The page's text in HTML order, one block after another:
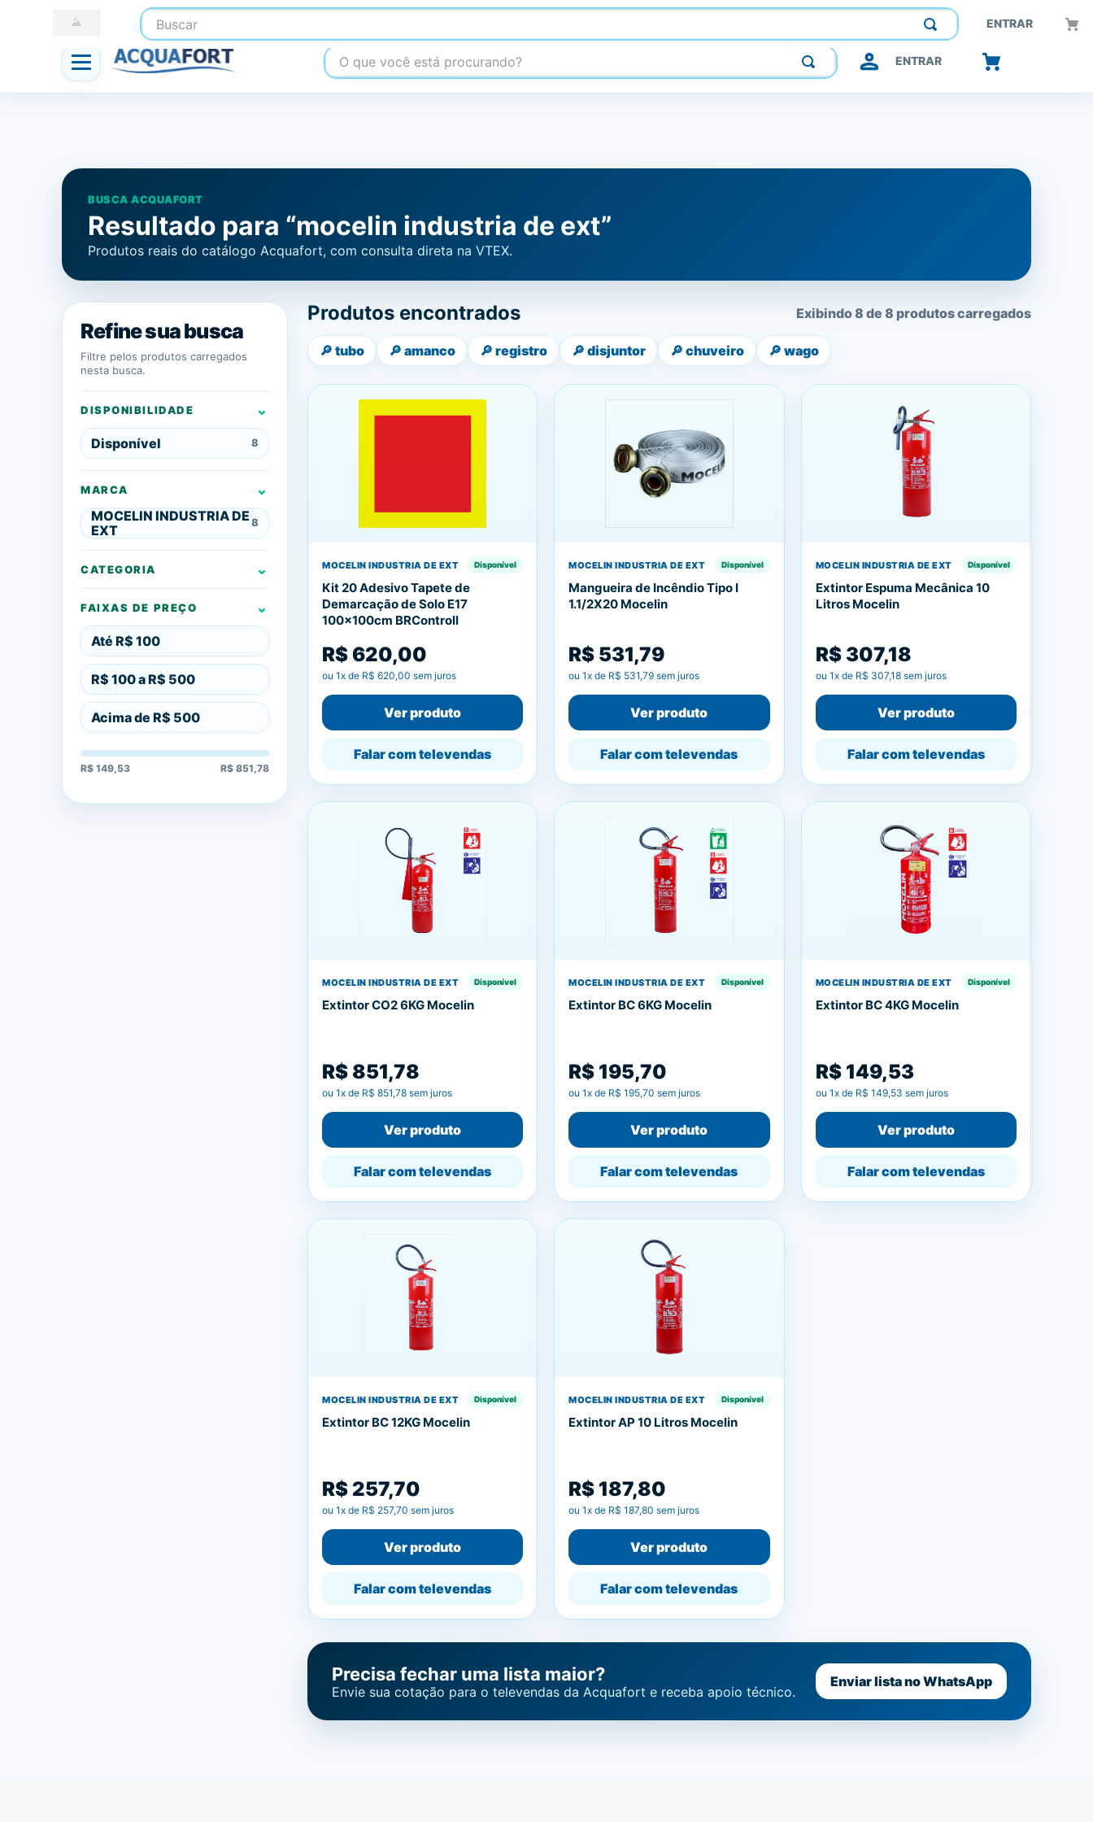
Buscar ENTRAR
☎ (41) 3247-1199 Construindo confiança, inovando o futuro.
O que você está procurando? ENTRAR
BUSCA ACQUAFORT
Resultado para “mocelin industria de ext”
Produtos reais do catálogo Acquafort, com consulta direta na VTEX.
Refine sua busca
Filtre pelos produtos carregados
nesta busca.
DISPONIBILIDADE
Disponível 8
MARCA
MOCELIN INDUSTRIA DE
EXT
8
CATEGORIA
FAIXAS DE PREÇO
Até R$ 100
R$ 100 a R$ 500
Acima de R$ 500
R$ 149,53 R$ 851,78
Produtos encontrados Exibindo 8 de 8 produtos carregados
🔎 tubo 🔎 amanco 🔎 registro 🔎 disjuntor 🔎 chuveiro 🔎 wago
MOCELIN INDUSTRIA DE EXT Disponível
Kit 20 Adesivo Tapete de
Demarcação de Solo E17
100x100cm BRControll
R$ 620,00
ou 1x de R$ 620,00 sem juros
Ver produto
Falar com televendas
MOCELIN INDUSTRIA DE EXT Disponível
Mangueira de Incêndio Tipo I
1.1/2X20 Mocelin
R$ 531,79
ou1x de R$ 531,79 sem juros
Ver produto
Falar com televendas
MOCELIN INDUSTRIA DE EXT Disponível
Extintor Espuma Mecânica 10
Litros Mocelin
R$ 307,18
ou 1x de R$ 307,18sem juros
Ver produto
Falar com televendas
MOCELIN INDUSTRIA DE EXT Disponível
Extintor CO2 6KG Mocelin
R$ 851,78
ou 1x de R$ 851,78 sem juros
Ver produto
Falar com televendas
MOCELIN INDUSTRIA DE EXT Disponível
Extintor BC 6KG Mocelin
R$ 195,70
ou1x de R$ 195,70 sem juros
Ver produto
Falar com televendas
MOCELIN INDUSTRIA DE EXT Disponível
Extintor BC 4KG Mocelin
R$ 149,53
ou 1x de R$ 149,53 sem juros
Ver produto
Falar com televendas
MOCELIN INDUSTRIA DE EXT Disponível
Extintor BC 12KG Mocelin
R$ 257,70
ou 1x de R$ 257,70 sem juros
Ver produto
Falar com televendas
MOCELIN INDUSTRIA DE EXT Disponível
Extintor AP 10 Litros Mocelin
R$ 187,80
ou1x de R$ 187,80 sem juros
Ver produto
Falar com televendas
Precisa fechar uma lista maior?
Envie sua cotação para o televendas da Acquafort e receba apoio técnico.
Enviar lista no WhatsApp